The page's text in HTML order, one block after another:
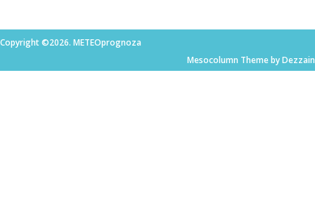
Copyright ©2026. METEOprognoza
Mesocolumn Theme by Dezzain